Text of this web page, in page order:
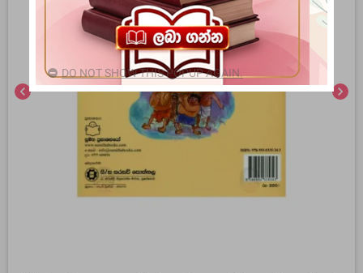
chevron_left chevron_right
DO NOT SHOW THIS POPUP AGAIN.